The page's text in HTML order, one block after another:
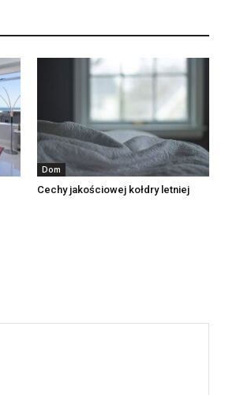
Dom
Cechy jakościowej kołdry letniej